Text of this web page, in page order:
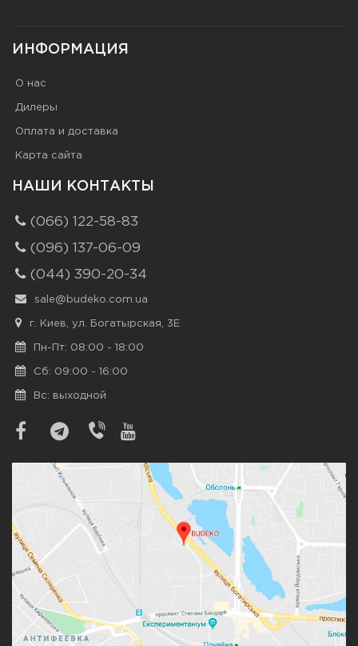
ИНФОРМАЦИЯ
О нас
Дилеры
Оплата и доставка
Карта сайта
НАШИ КОНТАКТЫ
(066) 122-58-83
(096) 137-06-09
(044) 390-20-34
sale@budeko.com.ua
г. Киев, ул. Богатырская, 3Е
Пн-Пт: 08:00 - 18:00
Сб: 09:00 - 16:00
Вс: выходной